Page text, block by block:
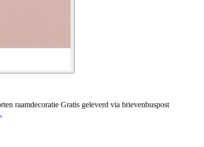
raamdecoratie Gratis geleverd via brievenbuspost